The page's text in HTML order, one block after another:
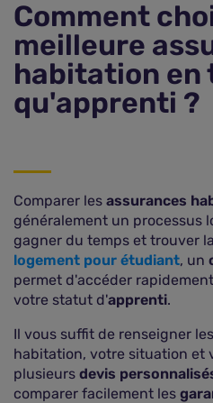
Comment
meilleure
habitation en
qu'apprenti ?
Comparer les assurances
généralement un processus
gagner du temps et trouver la
logement pour étudiant, un
permet d'accéder
votre statut d'apprenti.
Il vous suffit de renseigner
habitation, votre situation et
plusieurs devis
comparer facilement les